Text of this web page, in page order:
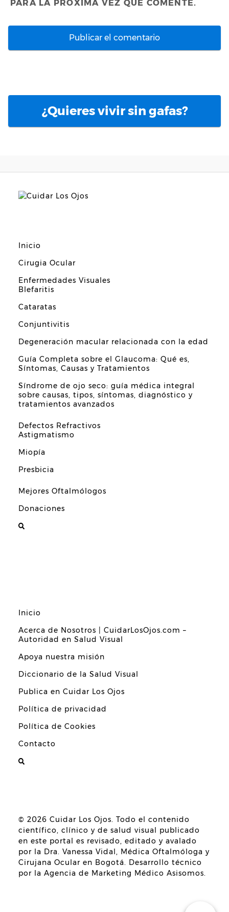
PARA LA PRÓXIMA VEZ QUE COMENTE.
¿Quieres vivir sin gafas?
Inicio
Cirugia Ocular
Enfermedades Visuales
Blefaritis
Cataratas
Conjuntivitis
Degeneración macular relacionada con la edad
Guía Completa sobre el Glaucoma: Qué es,
Síntomas, Causas y Tratamientos
Síndrome de ojo seco: guía médica integral
sobre causas, tipos, síntomas, diagnóstico y
tratamientos avanzados
Defectos Refractivos
Astigmatismo
Miopía
Presbicia
Mejores Oftalmólogos
Donaciones
Inicio
Acerca de Nosotros | CuidarLosOjos.com –
Autoridad en Salud Visual
Apoya nuestra misión
Diccionario de la Salud Visual
Publica en Cuidar Los Ojos
Política de privacidad
Política de Cookies
Contacto
© 2026 Cuidar Los Ojos. Todo el contenido
científico, clínico y de salud visual publicado
en este portal es revisado, editado y avalado
por la Dra. Vanessa Vidal, Médica Oftalmóloga y
Cirujana Ocular en Bogotá. Desarrollo técnico
por la Agencia de Marketing Médico Asisomos.